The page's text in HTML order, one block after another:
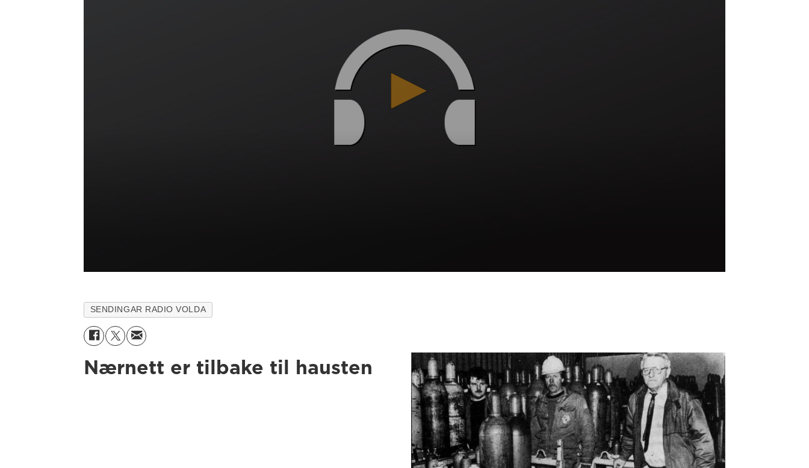
SENDINGAR RADIO VOLDA
Nærnett er tilbake til hausten